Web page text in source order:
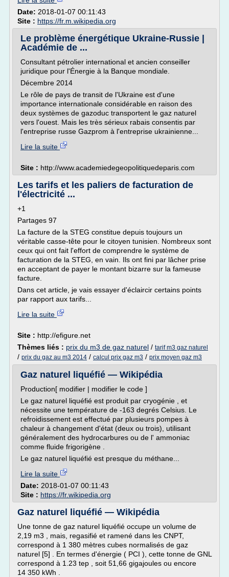
Date: 2018-01-07 00:11:43
Site : https://fr.m.wikipedia.org
Le problème énergétique Ukraine-Russie |
Académie de ...
Consultant pétrolier international et ancien conseiller
juridique pour l'Énergie à la Banque mondiale.
Décembre 2014
Le rôle de pays de transit de l'Ukraine est d'une
importance internationale considérable en raison des
deux systèmes de gazoduc transportent le gaz naturel
vers l'ouest. Mais les très sérieux rabais consentis par
l'entreprise russe Gazprom à l'entreprise ukrainienne...
Lire la suite
Site : http://www.academiedegeopolitiquedeparis.com
Les tarifs et les paliers de facturation de
l'électricité ...
+1
Partages 97
La facture de la STEG constitue depuis toujours un
véritable casse-tête pour le citoyen tunisien. Nombreux sont
ceux qui ont fait l'effort de comprendre le système de
facturation de la STEG, en vain. Ils ont fini par lâcher prise
en acceptant de payer le montant bizarre sur la fameuse
facture.
Dans cet article, je vais essayer d'éclaircir certains points
par rapport aux tarifs...
Lire la suite
Site : http://efigure.net
Thèmes liés : prix du m3 de gaz naturel / tarif m3 gaz naturel
/ prix du gaz au m3 2014 / calcul prix gaz m3 / prix moyen gaz m3
Gaz naturel liquéfié — Wikipédia
Production[ modifier | modifier le code ]
Le gaz naturel liquéfié est produit par cryogénie , et
nécessite une température de -163 degrés Celsius. Le
refroidissement est effectué par plusieurs pompes à
chaleur à changement d'état (deux ou trois), utilisant
généralement des hydrocarbures ou de l' ammoniac
comme fluide frigorigène .
Le gaz naturel liquéfié est presque du méthane...
Lire la suite
Date: 2018-01-07 00:11:43
Site : https://fr.wikipedia.org
Gaz naturel liquéfié — Wikipédia
Une tonne de gaz naturel liquéfié occupe un volume de
2,19 m3 , mais, regasifié et ramené dans les CNPT,
correspond à 1 380 mètres cubes normalisés de gaz
naturel [5] . En termes d'énergie ( PCI ), cette tonne de GNL
correspond à 1.23 tep , soit 51,66 gigajoules ou encore
14 350 kWh .